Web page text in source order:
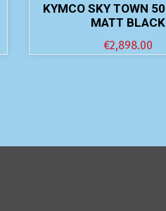
KYMCO SKY TOWN
MATT BLACK
€2,898.00